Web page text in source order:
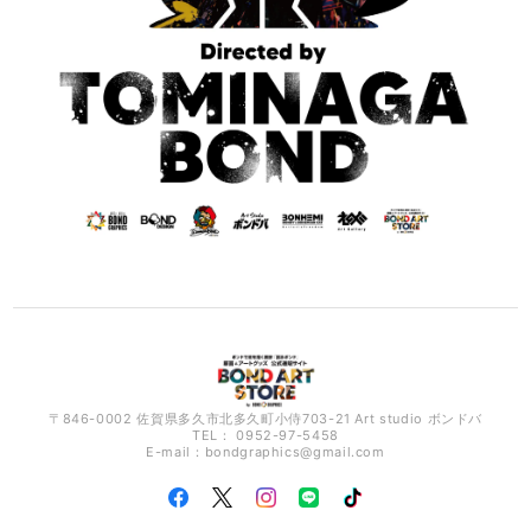
〒846-0002 佐賀県多久市北多久町小侍703-21 Art studio ボンドバ
TEL： 0952-97-5458
E-mail： bondgraphics@gmail.com